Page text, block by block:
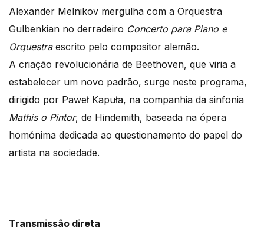
Alexander Melnikov mergulha com a Orquestra
Gulbenkian no derradeiro Concerto para Piano e
Orquestraescrito pelo compositor alemão.
A criação revolucionária de Beethoven, que viria a
estabelecer um novo padrão, surge neste programa,
dirigido por Paweł Kapuła, na companhia da sinfonia
Mathis o Pintor, de Hindemith, baseada na ópera
homónima dedicada ao questionamento do papel do
artista na sociedade.
Transmissão direta